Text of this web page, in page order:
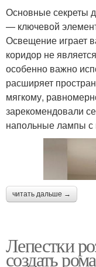
Основные секреты
— ключевой
Освещение играет
коридор не
особенно важно
расширяет
мягкому,
зарекомендовали
напольные лампы
читать дальше →
Лепестки
создать